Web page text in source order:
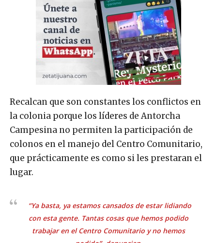
Recalcan que son constantes los conflictos en
la colonia porque los líderes de Antorcha
Campesina no permiten la participación de
colonos en el manejo del Centro Comunitario,
que prácticamente es como si les prestaran el
lugar.
“Ya basta, ya estamos cansados de estar lidiando
con esta gente. Tantas cosas que hemos podido
trabajar en el Centro Comunitario y no hemos